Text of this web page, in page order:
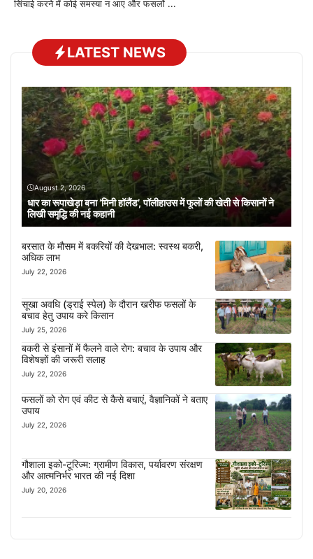
सिंचाई करने में कोई समस्या न आए और फसलों ...
LATEST NEWS
August 2, 2026
धार का रूपाखेड़ा बना ‘मिनी हॉलैंड’, पॉलीहाउस में फूलों की खेती से किसानों ने
लिखी समृद्धि की नई कहानी
बरसात के मौसम में बकरियों की देखभाल: स्वस्थ बकरी,
अधिक लाभ
July 22, 2026
सूखा अवधि (ड्राई स्पेल) के दौरान खरीफ फसलों के
बचाव हेतु उपाय करे किसान
July 25, 2026
बकरी से इंसानों में फैलने वाले रोग: बचाव के उपाय और
विशेषज्ञों की जरूरी सलाह
July 22, 2026
फसलों को रोग एवं कीट से कैसे बचाएं, वैज्ञानिकों ने बताए
उपाय
July 22, 2026
गौशाला इको-टूरिज्म: ग्रामीण विकास, पर्यावरण संरक्षण
और आत्मनिर्भर भारत की नई दिशा
July 20, 2026